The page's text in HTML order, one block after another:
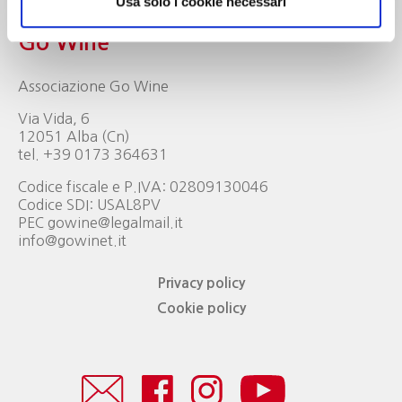
Go Wine
Associazione Go Wine
Via Vida, 6
12051 Alba (Cn)
tel. +39 0173 364631
Codice fiscale e P.IVA: 02809130046
Codice SDI: USAL8PV
PEC gowine@legalmail.it
info@gowinet.it
Privacy policy
Cookie policy